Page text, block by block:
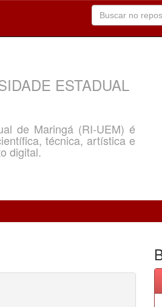
ESTADUAL
de Maringá (RI-UEM) é
técnica, artística e
digital.